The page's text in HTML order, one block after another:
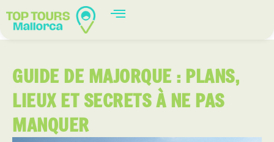
GUIDE DE MAJORQUE : PLANS,
LIEUX ET SECRETS À NE PAS
MANQUER